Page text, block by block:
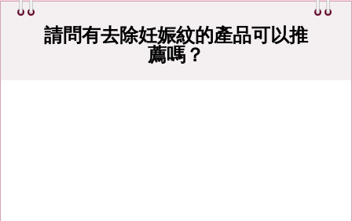
請問有去除妊娠紋的產品可以推
薦嗎？